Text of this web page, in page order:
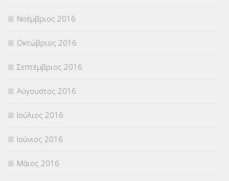
Νοέμβριος 2016
Οκτώβριος 2016
Σεπτέμβριος 2016
Αύγουστος 2016
Ιούλιος 2016
Ιούνιος 2016
Μάιος 2016